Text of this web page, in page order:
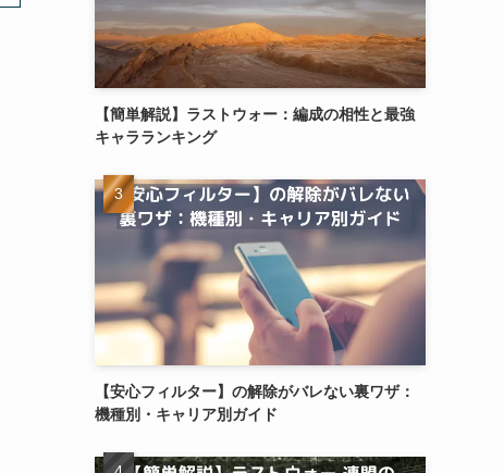
【簡単解説】ラストウォー：編成の相性と最強
キャラランキング
【安心フィルター】の解除がバレない裏ワザ：
機種別・キャリア別ガイド